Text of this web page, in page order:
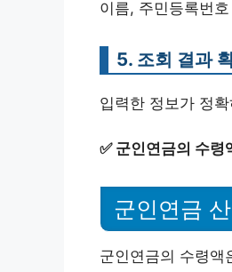
이름, 주민등록번
5. 조회 결과
입력한 정보가 정
✅ 군인연금의 수령
군인연금
군인연금의 수령액